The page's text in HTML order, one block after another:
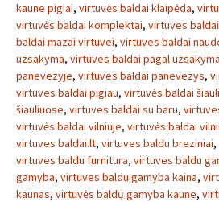
kaune pigiai, virtuvės baldai klaipėda,
virtuvės baldai komplektai, virtuves
baldai mazai virtuvei, virtuves baldai
uzsakyma, virtuves baldai pagal
panevezyje, virtuves baldai panevezys,
virtuves baldai pigiau, virtuvės baldai
šiauliuose, virtuves baldai su baru,
virtuvės baldai vilniuje, virtuvės baldai
virtuves baldai.lt, virtuves baldu breziniai,
virtuves baldu furnitura, virtuves baldu
gamyba, virtuves baldu gamyba kaina,
kaunas, virtuvės baldų gamyba kaune,